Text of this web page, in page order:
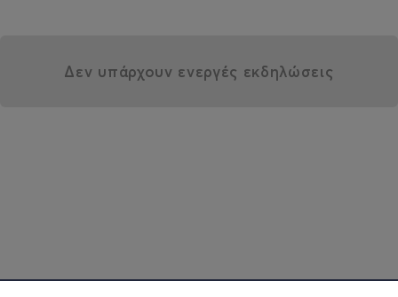
Δεν υπάρχουν ενεργές εκδηλώσεις